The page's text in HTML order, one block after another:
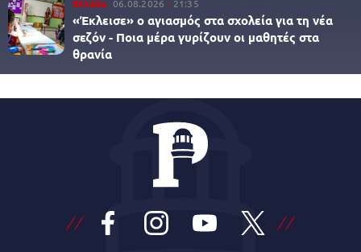
Ελλάδα 06.08.2026 21:35
«Έκλεισε» ο αγιασμός στα σχολεία για τη νέα
σεζόν - Ποια μέρα γυρίζουν οι μαθητές στα
θρανία